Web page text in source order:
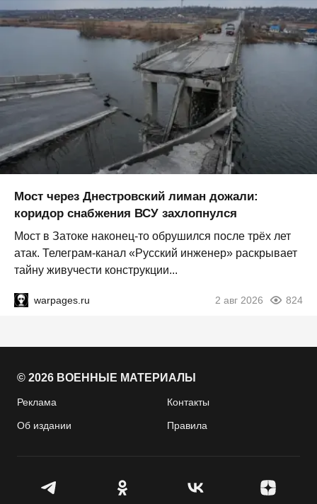
Мост через Днестровский лиман дожали:
коридор снабжения ВСУ захлопнулся
Мост в Затоке наконец-то обрушился после трёх лет
атак. Телеграм-канал «Русский инженер» раскрывает
тайну живучести конструкции...
warpages.ru 2 авг 2026 824
© 2026 ВОЕННЫЕ МАТЕРИАЛЫ
Реклама Контакты
Об издании Правила